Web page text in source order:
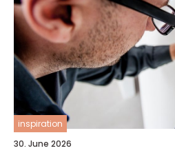
inspiration
30. June 2026